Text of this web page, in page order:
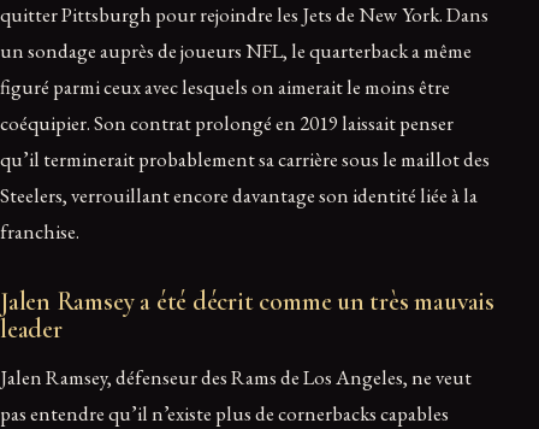
quitter Pittsburgh pour rejoindre les Jets de New York. Dans
un sondage auprès de joueurs NFL, le quarterback a même
figuré parmi ceux avec lesquels on aimerait le moins être
coéquipier. Son contrat prolongé en 2019 laissait penser
qu’il terminerait probablement sa carrière sous le maillot des
Steelers, verrouillant encore davantage son identité liée à la
franchise.
Jalen Ramsey a été décrit comme un très mauvais
leader
Jalen Ramsey, défenseur des Rams de Los Angeles, ne veut
pas entendre qu’il n’existe plus de cornerbacks capables